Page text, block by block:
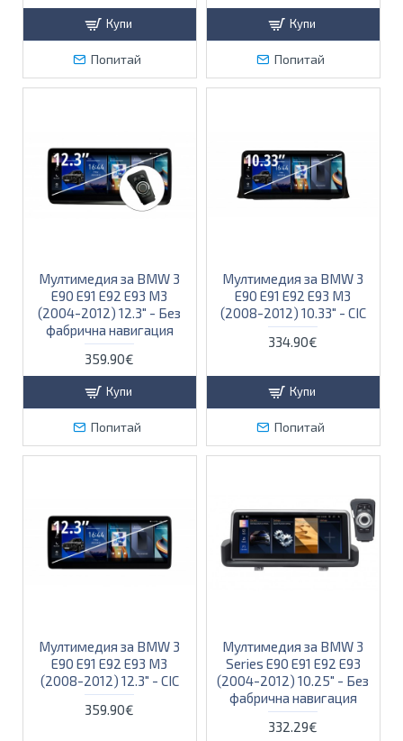
Купи
Попитай
Купи
Попитай
Мултимедия за BMW 3
E90 E91 E92 E93 M3
(2004-2012) 12.3" - Без
фабрична навигация
359.90€
Купи
Попитай
Мултимедия за BMW 3
E90 E91 E92 E93 M3
(2008-2012) 10.33" - CIC
334.90€
Купи
Попитай
Мултимедия за BMW 3
E90 E91 E92 E93 M3
(2008-2012) 12.3" - CIC
359.90€
Мултимедия за BMW 3
Series E90 E91 E92 E93
(2004-2012) 10.25" - Без
фабрична навигация
332.29€